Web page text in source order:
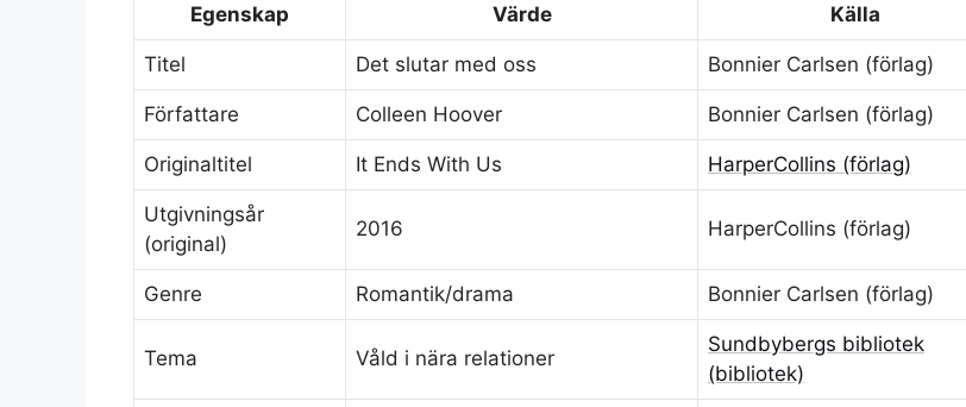
Egenskap
Värde Källa
Titel Det slutar med oss Bonnier Carlsen (förlag)
Författare Colleen Hoover Bonnier Carlsen (förlag)
Originaltitel It Ends With Us HarperCollins (förlag)
Utgivningsår
(original)
2016 HarperCollins (förlag)
Genre Romantik/drama Bonnier Carlsen (förlag)
Tema Våld i nära relationer
Sundbybergs bibliotek
(bibliotek)